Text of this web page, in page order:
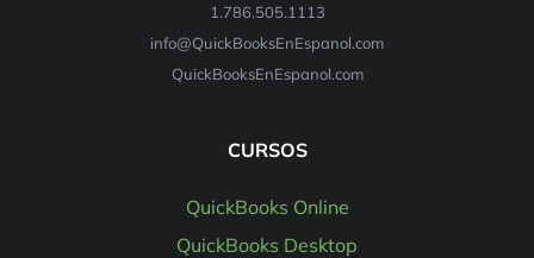
1.786.505.1113
info@QuickBooksEnEspanol.com
QuickBooksEnEspanol.com
CURSOS
QuickBooks Online
QuickBooks Desktop